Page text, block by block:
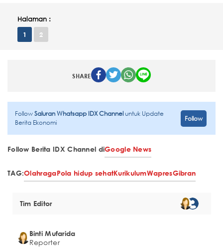
Halaman :
1 2
SHARE
FollowSaluran Whatsapp IDX Channeluntuk Update
Berita Ekonomi
Follow
Follow Berita IDX Channel diGoogle News
TAG:OlahragaPola hidup sehatKurikulumWapresGibran
Tim Editor
Binti Mufarida
Reporter